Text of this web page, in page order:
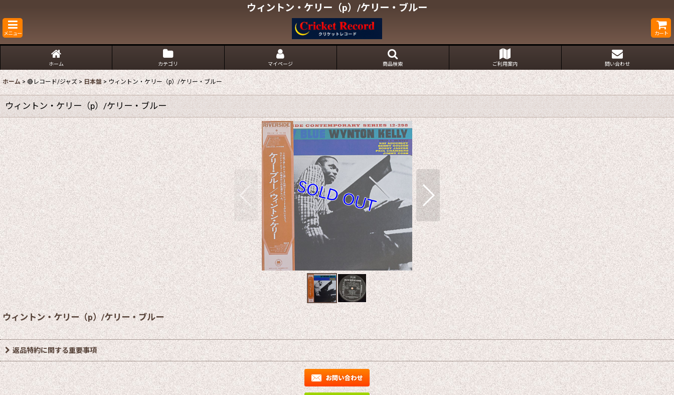
ウィントン・ケリー（p）/ケリー・ブルー
メニュー カート
ホーム カテゴリ マイページ 商品検索 ご利用案内 問い合わせ
ホーム > 🔴レコード/ジャズ > 日本盤 > ウィントン・ケリー（p）/ケリー・ブルー
ウィントン・ケリー（p）/ケリー・ブルー
ウィントン・ケリー（p）/ケリー・ブルー
返品特約に関する重要事項